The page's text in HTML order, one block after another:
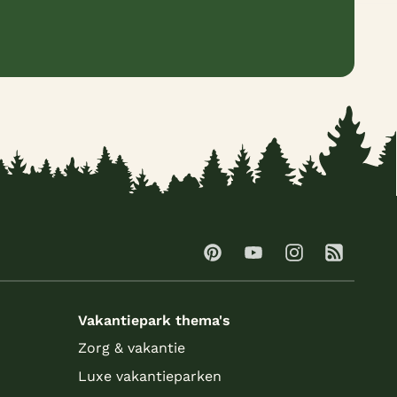
Vakantiepark thema's
Zorg & vakantie
Luxe vakantieparken